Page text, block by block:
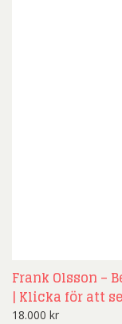
Frank Olsson –
| Klicka för att
18.000 kr